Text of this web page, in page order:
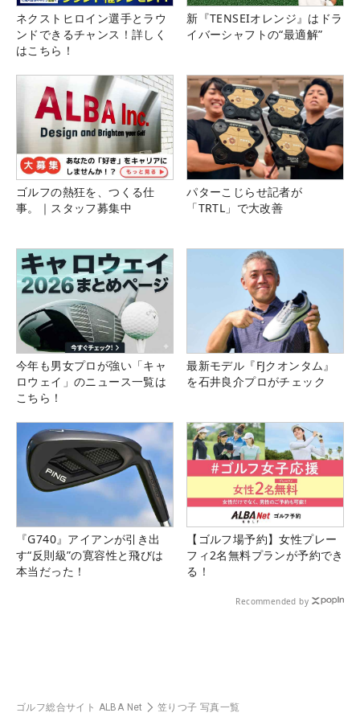
ネクストヒロイン選手とラウ
ンドできるチャンス！詳しく
はこちら！
新『TENSEIオレンジ』はドラ
イバーシャフトの“最適解”
ゴルフの熱狂を、つくる仕
事。｜スタッフ募集中
パターこじらせ記者が
「TRTL」で大改善
今年も男女プロが強い「キャ
ロウェイ」のニュース一覧は
こちら！
最新モデル『FJクオンタム』
を石井良介プロがチェック
『G740』アイアンが引き出
す“反則級”の寛容性と飛びは
本当だった！
【ゴルフ場予約】女性プレー
フィ2名無料プランが予約でき
る！
Recommended by
ゴルフ総合サイト ALBA Net 笠りつ子 写真一覧